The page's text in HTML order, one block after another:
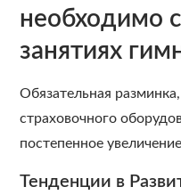
необходимо
занятиях
Обязательная
страховочного
постепенное
Тенденции в